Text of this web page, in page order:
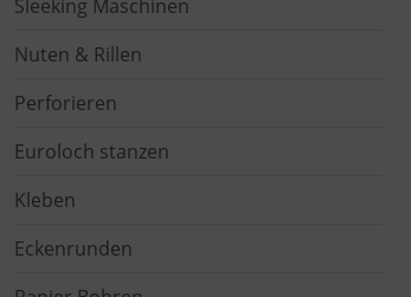
Sleeking Maschinen
Nuten & Rillen
Perforieren
Euroloch stanzen
Kleben
Eckenrunden